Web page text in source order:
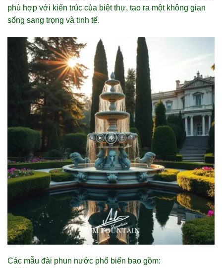
phù hợp với kiến trúc của biệt thự, tạo ra một không gian
sống sang trọng và tinh tế.
Các mẫu đài phun nước phổ biến bao gồm: